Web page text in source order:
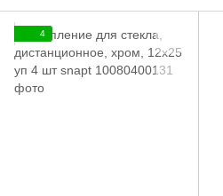
4